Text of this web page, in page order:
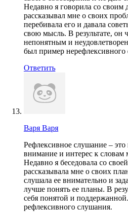
Недавно я говорила со своим
рассказывал мне о своих
перебивала его и давала
свою мысль. В результате, он
непонятным и
был пример нерефлексивного
Ответить
Варя Варя
Рефлексивное слушание – это
внимание и интерес к словам
Недавно я беседовала со
рассказывала мне о своих
слушала ее внимательно и
лучше понять ее планы. В
себя понятой и
рефлексивного слушания.